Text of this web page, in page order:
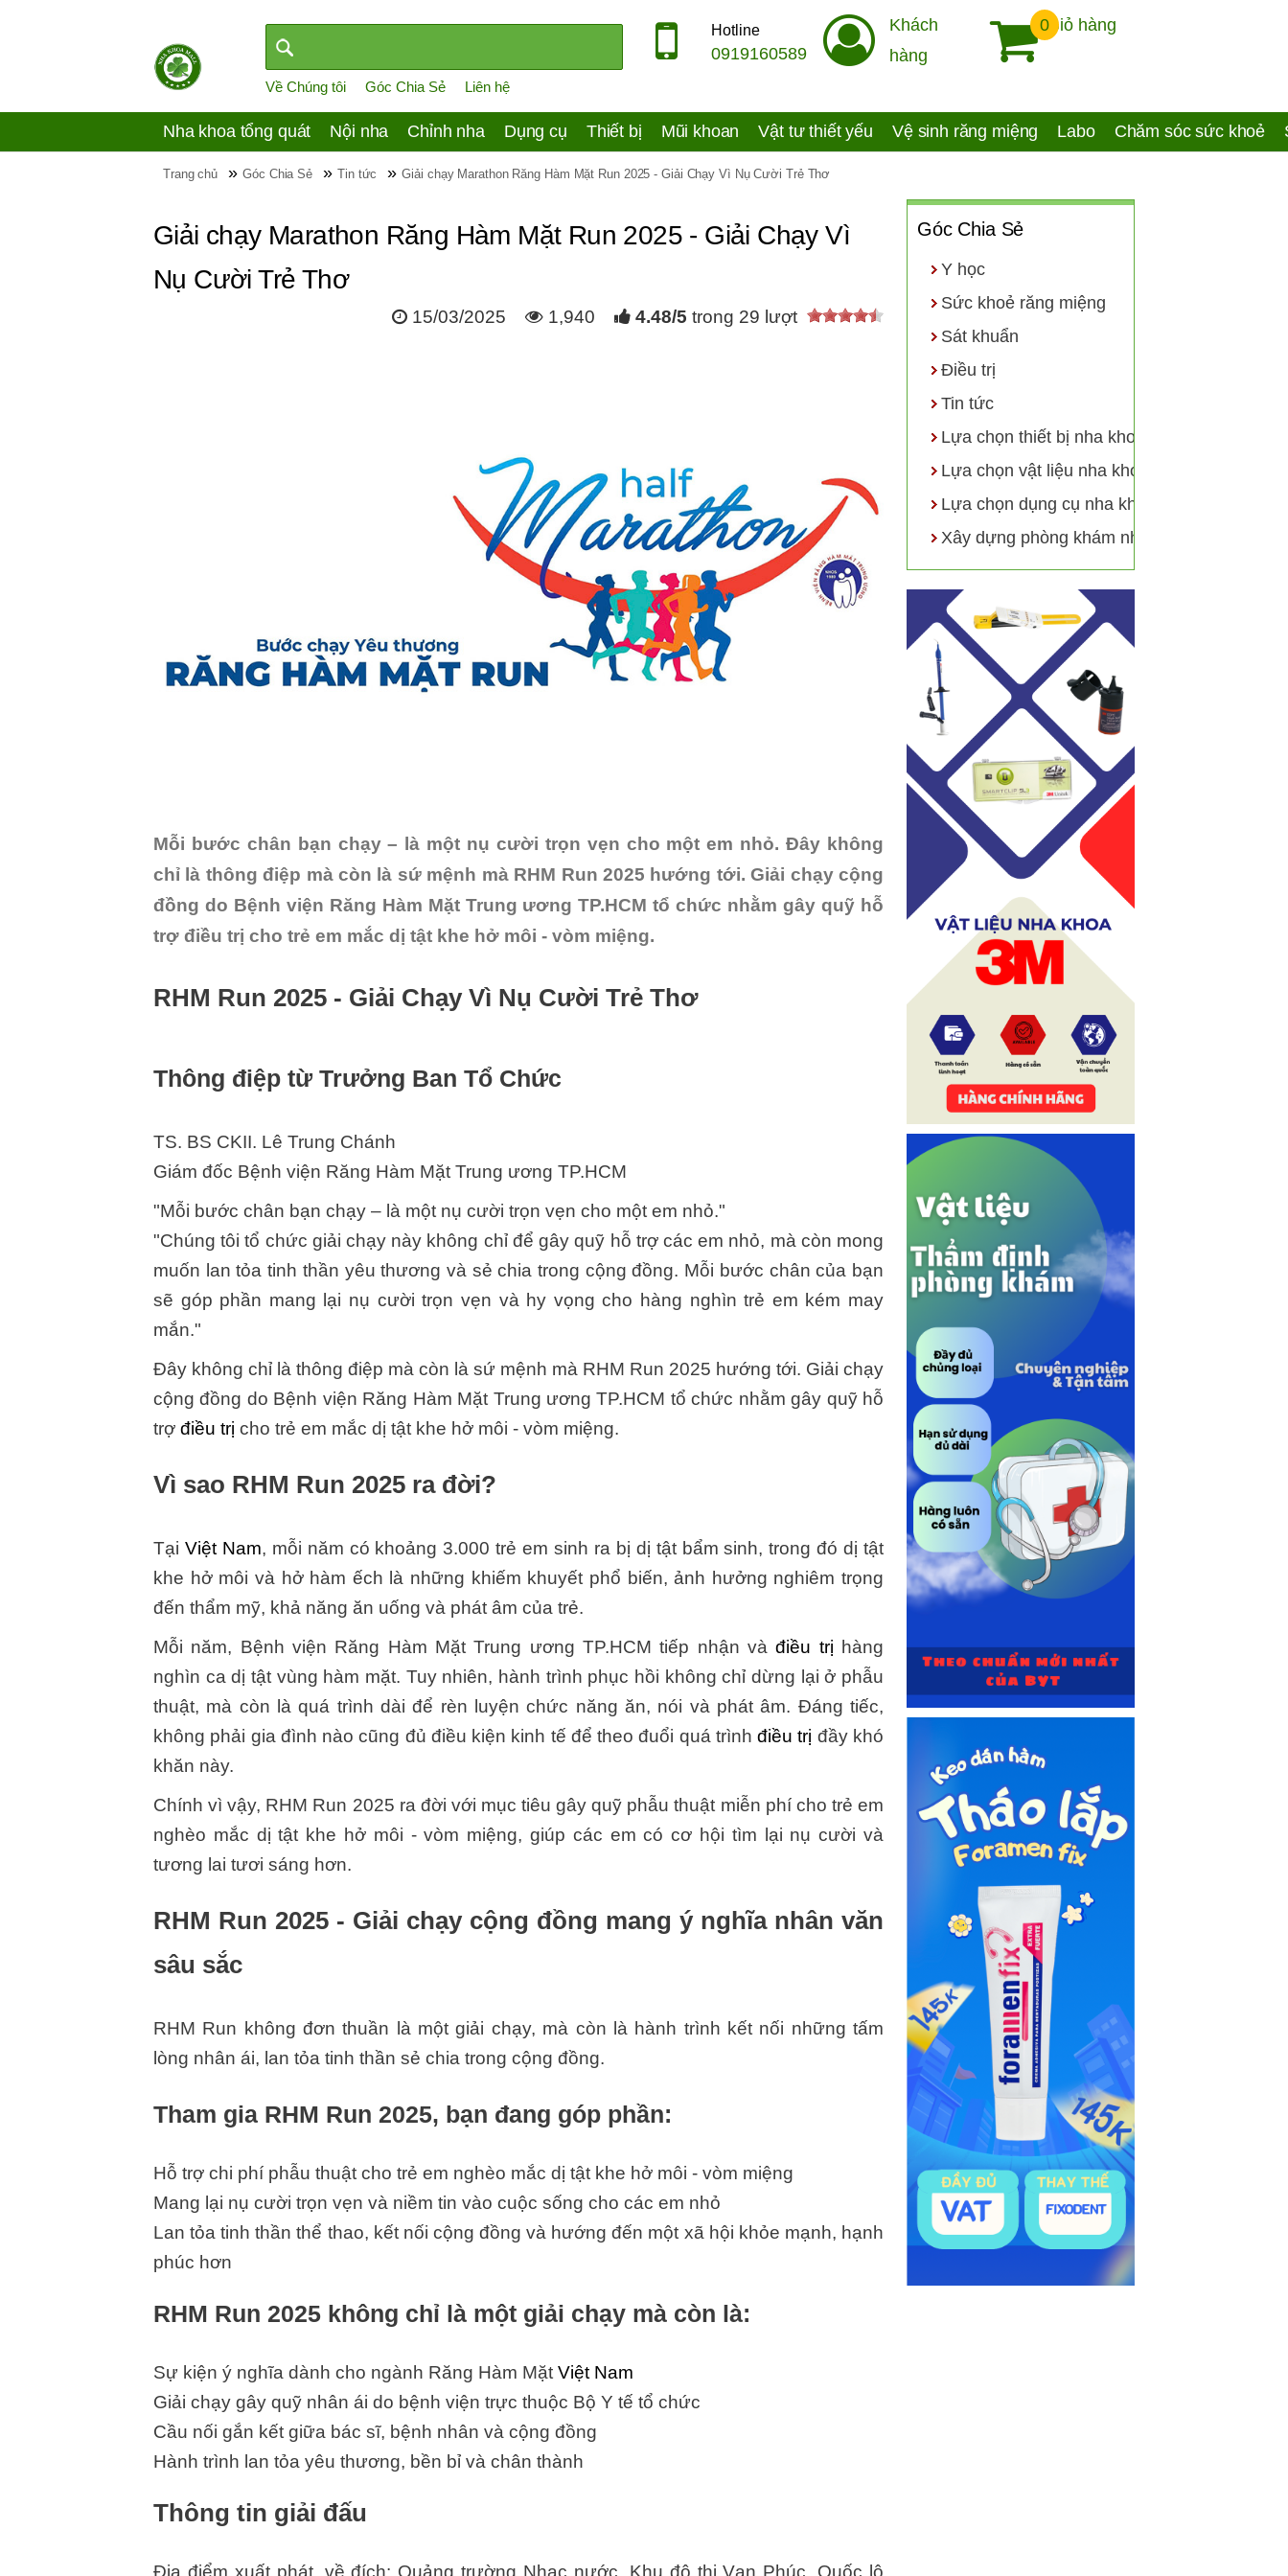
Về Chúng tôi Góc Chia Sẻ Liên hệ
Hotline
0919160589
Khách
hàng
0Giỏ hàng
Nha khoa tổng quát Nội nha Chỉnh nha Dụng cụ Thiết bị Mũi khoan Vật tư thiết yếu Vệ sinh răng miệng Labo Chăm sóc sức khoẻ
Trang chủ »Góc Chia Sẻ »Tin tức »Giải chạy Marathon Răng Hàm Mặt Run 2025 - Giải Chạy Vì Nụ Cười Trẻ Thơ
Giải chạy Marathon Răng Hàm Mặt Run 2025 - Giải Chạy Vì
Nụ Cười Trẻ Thơ
15/03/2025 1,940 4.48/5 trong 29 lượt
Mỗi bước chân bạn chạy – là một nụ cười trọn vẹn cho một em nhỏ. Đây không
chỉ là thông điệp mà còn là sứ mệnh mà RHM Run 2025 hướng tới. Giải chạy cộng
đồng do Bệnh viện Răng Hàm Mặt Trung ương TP.HCM tổ chức nhằm gây quỹ hỗ
trợ điều trị cho trẻ em mắc dị tật khe hở môi - vòm miệng.
RHM Run 2025 - Giải Chạy Vì Nụ Cười Trẻ Thơ
Thông điệp từ Trưởng Ban Tổ Chức
TS. BS CKII. Lê Trung Chánh
Giám đốc Bệnh viện Răng Hàm Mặt Trung ương TP.HCM
"Mỗi bước chân bạn chạy – là một nụ cười trọn vẹn cho một em nhỏ."
"Chúng tôi tổ chức giải chạy này không chỉ để gây quỹ hỗ trợ các em nhỏ, mà còn mong
muốn lan tỏa tinh thần yêu thương và sẻ chia trong cộng đồng. Mỗi bước chân của bạn
sẽ góp phần mang lại nụ cười trọn vẹn và hy vọng cho hàng nghìn trẻ em kém may
mắn."
Đây không chỉ là thông điệp mà còn là sứ mệnh mà RHM Run 2025 hướng tới. Giải chạy
cộng đồng do Bệnh viện Răng Hàm Mặt Trung ương TP.HCM tổ chức nhằm gây quỹ hỗ
trợ điều trị cho trẻ em mắc dị tật khe hở môi - vòm miệng.
Vì sao RHM Run 2025 ra đời?
Tại Việt Nam, mỗi năm có khoảng 3.000 trẻ em sinh ra bị dị tật bẩm sinh, trong đó dị tật
khe hở môi và hở hàm ếch là những khiếm khuyết phổ biến, ảnh hưởng nghiêm trọng
đến thẩm mỹ, khả năng ăn uống và phát âm của trẻ.
Mỗi năm, Bệnh viện Răng Hàm Mặt Trung ương TP.HCM tiếp nhận vàđiều trị hàng
nghìn ca dị tật vùng hàm mặt. Tuy nhiên, hành trình phục hồi không chỉ dừng lại ở phẫu
thuật, mà còn là quá trình dài để rèn luyện chức năng ăn, nói và phát âm. Đáng tiếc,
không phải gia đình nào cũng đủ điều kiện kinh tế để theo đuổi quá trìnhđiều trị đầy khó
khăn này.
Chính vì vậy, RHM Run 2025 ra đời với mục tiêu gây quỹ phẫu thuật miễn phí cho trẻ em
nghèo mắc dị tật khe hở môi - vòm miệng, giúp các em có cơ hội tìm lại nụ cười và
tương lai tươi sáng hơn.
RHM Run 2025 - Giải chạy cộng đồng mang ý nghĩa nhân văn
sâu sắc
RHM Run không đơn thuần là một giải chạy, mà còn là hành trình kết nối những tấm
lòng nhân ái, lan tỏa tinh thần sẻ chia trong cộng đồng.
Tham gia RHM Run 2025, bạn đang góp phần:
Hỗ trợ chi phí phẫu thuật cho trẻ em nghèo mắc dị tật khe hở môi - vòm miệng
Mang lại nụ cười trọn vẹn và niềm tin vào cuộc sống cho các em nhỏ
Lan tỏa tinh thần thể thao, kết nối cộng đồng và hướng đến một xã hội khỏe mạnh, hạnh
phúc hơn
RHM Run 2025 không chỉ là một giải chạy mà còn là:
Sự kiện ý nghĩa dành cho ngành Răng Hàm Mặt Việt Nam
Giải chạy gây quỹ nhân ái do bệnh viện trực thuộc Bộ Y tế tổ chức
Cầu nối gắn kết giữa bác sĩ, bệnh nhân và cộng đồng
Hành trình lan tỏa yêu thương, bền bỉ và chân thành
Thông tin giải đấu
Địa điểm xuất phát, về đích: Quảng trường Nhạc nước, Khu đô thị Vạn Phúc, Quốc lộ
Góc Chia Sẻ
Y học
Sức khoẻ răng miệng
Sát khuẩn
Điều trị
Tin tức
Lựa chọn thiết bị nha khoa
Lựa chọn vật liệu nha khoa
Lựa chọn dụng cụ nha khoa
Xây dựng phòng khám nha khoa